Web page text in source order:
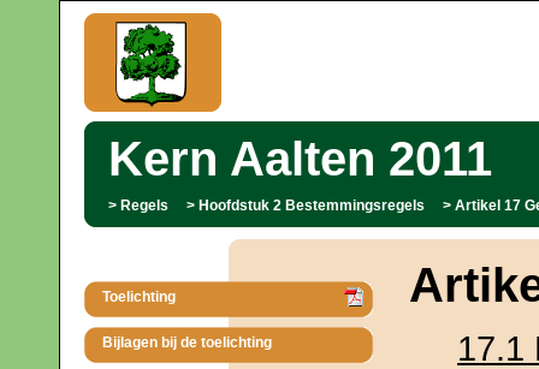
Kern Aalten 2011
Regels Hoofdstuk 2 Bestemmingsregels Artikel 17
Toelichting
Bijlagen bij de toelichting
17.1